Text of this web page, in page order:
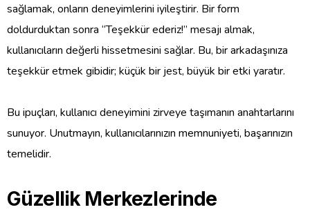
sağlamak, onların deneyimlerini iyileştirir. Bir form
doldurduktan sonra “Teşekkür ederiz!” mesajı almak,
kullanıcıların değerli hissetmesini sağlar. Bu, bir arkadaşınıza
teşekkür etmek gibidir; küçük bir jest, büyük bir etki yaratır.
Bu ipuçları, kullanıcı deneyimini zirveye taşımanın anahtarlarını
sunuyor. Unutmayın, kullanıcılarınızın memnuniyeti, başarınızın
temelidir.
Güzellik Merkezlerinde